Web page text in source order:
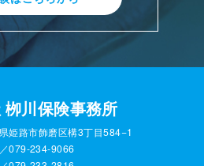
栁川保険事務所
姫路市飾磨区構3丁目584−1
079-234-9066